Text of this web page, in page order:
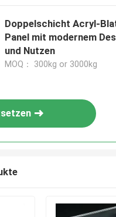
Doppelschicht Acryl-
Panel mit modernem
und Nutzen
MOQ： 300kg or 3000kg